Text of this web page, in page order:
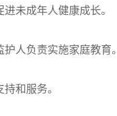
未成年人健康成长。
负责实施家庭教育。
和服务。